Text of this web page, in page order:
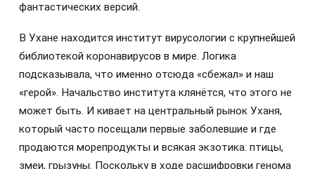
фантастических версий.
В Ухане находится институт вирусологии с крупнейшей
библиотекой коронавирусов в мире. Логика
подсказывала, что именно отсюда «сбежал» и наш
«герой». Начальство института клянётся, что этого не
может быть. И кивает на центральный рынок Уханя,
который часто посещали первые заболевшие и где
продаются морепродукты и всякая экзотика: птицы,
змеи, грызуны. Поскольку в ходе расшифровки генома